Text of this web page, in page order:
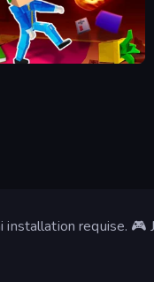
Running
requise.